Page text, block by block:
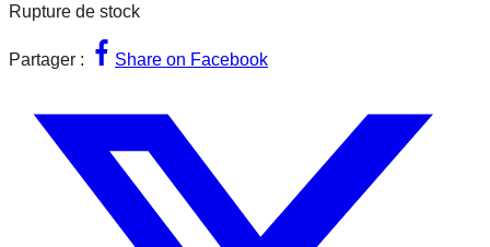
Rupture de stock
Partager : Share on Facebook